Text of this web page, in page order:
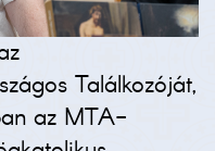
Találkozóját,
az MTA-